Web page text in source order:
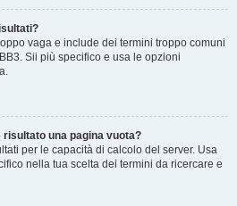
vaga e include dei termini troppo comuni
Sii più specifico e usa le opzioni
una pagina vuota?
per le capacità di calcolo del server. Usa
nella tua scelta dei termini da ricercare e